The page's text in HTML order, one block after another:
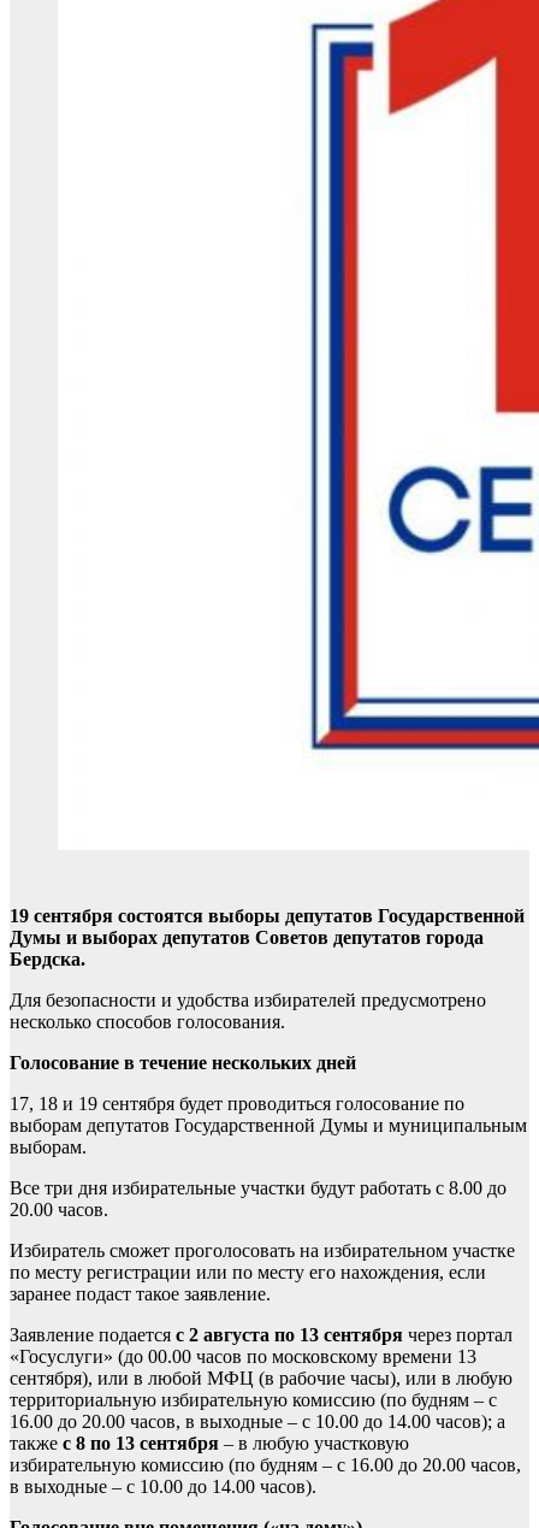
19 сентября состоятся выборы депутатов Государственной
Думы и выборах депутатов Советов депутатов города
Бердска.
Для безопасности и удобства избирателей предусмотрено
несколько способов голосования.
Голосование в течение нескольких дней
17, 18 и 19 сентября будет проводиться голосование по
выборам депутатов Государственной Думы и муниципальным
выборам.
Все три дня избирательные участки будут работать с 8.00 до
20.00 часов.
Избиратель сможет проголосовать на избирательном участке
по месту регистрации или по месту его нахождения, если
заранее подаст такое заявление.
Заявление подается с 2 августа по 13 сентября через портал
«Госуслуги» (до 00.00 часов по московскому времени 13
сентября), или в любой МФЦ (в рабочие часы), или в любую
территориальную избирательную комиссию (по будням – с
16.00 до 20.00 часов, в выходные – с 10.00 до 14.00 часов); а
также с 8 по 13 сентября – в любую участковую
избирательную комиссию (по будням – с 16.00 до 20.00 часов,
в выходные – с 10.00 до 14.00 часов).